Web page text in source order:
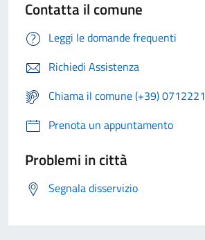
Contatta il comune
Leggi le domande frequenti
Richiedi Assistenza
Chiama il comune (+39) 0712221
Prenota un appuntamento
Problemi in città
Segnala disservizio